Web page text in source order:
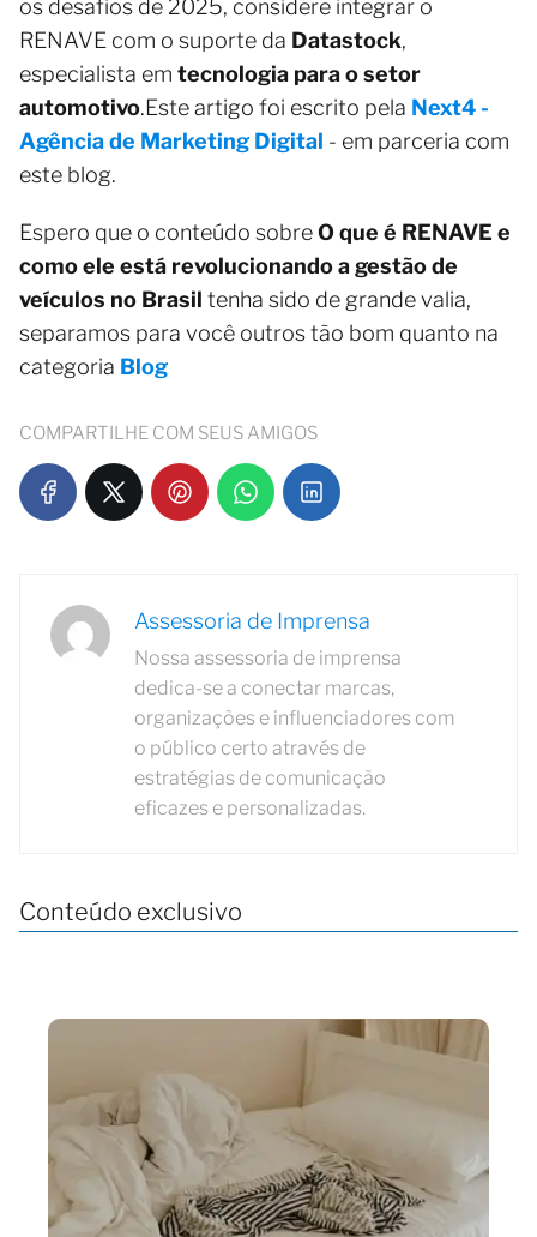
os desafios de 2025, considere integrar o
RENAVE com o suporte da Datastock,
especialista em tecnologia para o setor
automotivo.Este artigo foi escrito pela Next4 -
Agência de Marketing Digital - em parceria com
este blog.
Espero que o conteúdo sobreO que é RENAVE e
como ele está revolucionando a gestão de
veículos no Brasil tenha sido de grande valia,
separamos para você outros tão bom quanto na
categoria Blog
COMPARTILHE COM SEUS AMIGOS
Assessoria de Imprensa
Nossa assessoria de imprensa
dedica-se a conectar marcas,
organizações e influenciadores com
o público certo através de
estratégias de comunicação
eficazes e personalizadas.
Conteúdo exclusivo